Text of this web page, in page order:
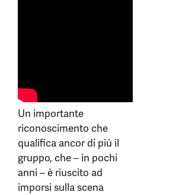
Un importante
riconoscimento che
qualifica ancor di più il
gruppo, che – in pochi
anni – è riuscito ad
imporsi sulla scena